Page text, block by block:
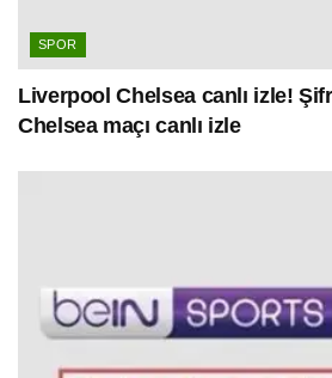
SPOR
Liverpool Chelsea canlı izle!
Chelsea maçı canlı izle